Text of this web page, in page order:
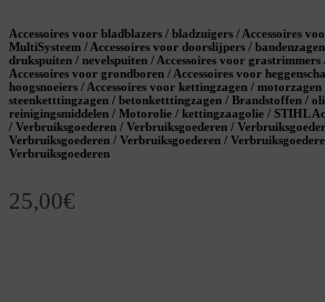
Accessoires voor bladblazers / bladzuigers / Accessoires
MultiSysteem / Accessoires voor doorslijpers /
drukspuiten / nevelspuiten / Accessoires voor
Accessoires voor grondboren / Accessoires voor
hoogsnoeiers / Accessoires voor kettingzagen / motorzagen
steenketttingzagen / betonketttingzagen / Brandstoffen /
reinigingsmiddelen / Motorolie / kettingzaagolie / STIHL
/ Verbruiksgoederen / Verbruiksgoederen /
Verbruiksgoederen / Verbruiksgoederen /
Verbruiksgoederen
25,00€